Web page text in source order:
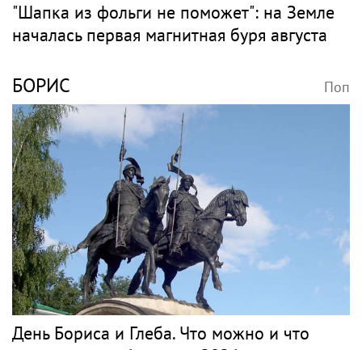
"Шапка из фольги не поможет": на Земле
началась первая магнитная буря августа
БОРИС Поп
День Бориса и Глеба. Что можно и что